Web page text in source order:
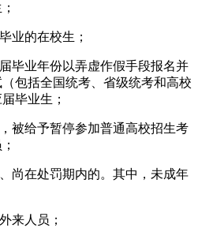
业的在校生；
毕业年份以弄虚作假手段报名并
包括全国统考、省级统考和高校
毕业生；
被给予暂停参加普通高校招生考
尚在处罚期内的。其中，未成年
来人员；